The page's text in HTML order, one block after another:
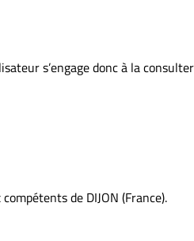
s’engage donc à la consulter
de DIJON (France).